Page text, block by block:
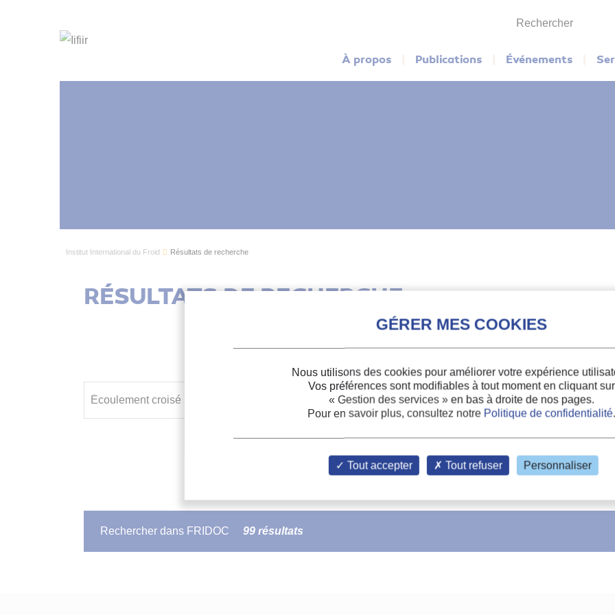
Rechercher
Menu principal
À propos Publications Événements
Institut International du Froid Résultats de recherche
RÉSULTATS DE RECHERCHE
Rechercher dans FRIDOC 99 résultats
Nous utilisons des cookies pour améliorer votre expérience
Vos préférences sont modifiables à tout moment en cliquant sur
« Gestion des services » en bas à droite de nos pages.
Pour en savoir plus, consultez notre Politique de confidentialité.
Tout accepter Tout refuser Personnaliser